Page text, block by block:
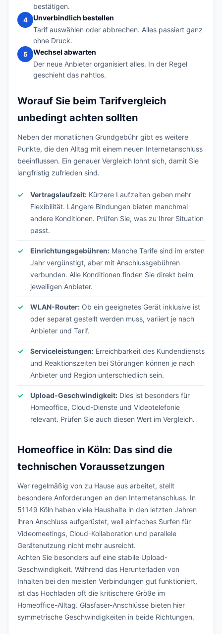
bestätigen.
4
Unverbindlich bestellen
Tarif auswählen oder abbrechen. Alles passiert ganz
ohne Druck.
5
Wechsel abwarten
Der neue Anbieter organisiert alles. In der Regel
geschieht das nahtlos.
Worauf Sie beim Tarifvergleich
unbedingt achten sollten
Neben der monatlichen Grundgebühr gibt es weitere
Punkte, die den Alltag mit einem neuen Internetanschluss
beeinflussen. Ein genauer Vergleich lohnt sich, damit Sie
langfristig zufrieden sind.
Vertragslaufzeit: Kürzere Laufzeiten geben mehr
Flexibilität. Längere Bindungen bieten manchmal
andere Konditionen. Prüfen Sie, was zu Ihrer Situation
passt.
Einrichtungsgebühren: Manche Tarife sind im ersten
Jahr vergünstigt, aber mit Anschlussgebühren
verbunden. Alle Konditionen finden Sie direkt beim
jeweiligen Anbieter.
WLAN-Router: Ob ein geeignetes Gerät inklusive ist
oder separat gestellt werden muss, variiert je nach
Anbieter und Tarif.
Serviceleistungen: Erreichbarkeit des Kundendiensts
und Reaktionszeiten bei Störungen können je nach
Anbieter und Region unterschiedlich sein.
Upload-Geschwindigkeit: Dies ist besonders für
Homeoffice, Cloud-Dienste und Videotelefonie
relevant. Prüfen Sie auch diesen Wert im Vergleich.
Homeoffice in Köln: Das sind die
technischen Voraussetzungen
Wer regelmäßig von zu Hause aus arbeitet, stellt
besondere Anforderungen an den Internetanschluss. In
51149 Köln haben viele Haushalte in den letzten Jahren
ihren Anschluss aufgerüstet, weil einfaches Surfen für
Videomeetings, Cloud-Kollaboration und parallele
Gerätenutzung nicht mehr ausreicht.
Achten Sie besonders auf eine stabile Upload-
Geschwindigkeit. Während das Herunterladen von
Inhalten bei den meisten Verbindungen gut funktioniert,
ist das Hochladen oft die kritischere Größe im
Homeoffice-Alltag. Glasfaser-Anschlüsse bieten hier
symmetrische Geschwindigkeiten in beide Richtungen.